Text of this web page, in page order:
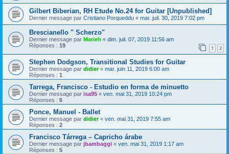
Gilbert Biberian, RH Etude No.24 for Guitar [Unpublished]
Dernier message par Cristiano Porqueddu « mar. juil. 30, 2019 7:02 pm
Brescianello " Scherzo"
Dernier message par Marieh « dim. juil. 07, 2019 11:56 am
Réponses : 19 1 2
Stephen Dodgson, Transitional Studies for Guitar
Dernier message par didier« mar. juin 11, 2019 6:00 am
Réponses : 1
Tarrega, Francisco - Estudio en forma de minuetto
Dernier message par isa95 « ven. mai 31, 2019 10:24 pm
Réponses : 6
Ponce, Manuel - Ballet
Dernier message par didier« ven. mai 31, 2019 7:55 am
Réponses : 2
Francisco Tárrega – Capricho árabe
Dernier message par jbambaggi « ven. mai 31, 2019 1:17 am
Réponses : 5